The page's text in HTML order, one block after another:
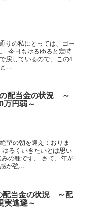
りの私にとっては、ゴー
今日もゆるゆると定時
戻しているので、この4
...
配当金の状況 ～
万円弱～
望の朝を迎えておりま
るくいきたいとは思い
の種です。 さて、年が
が強...
配当金の状況 ～配
実逃避～